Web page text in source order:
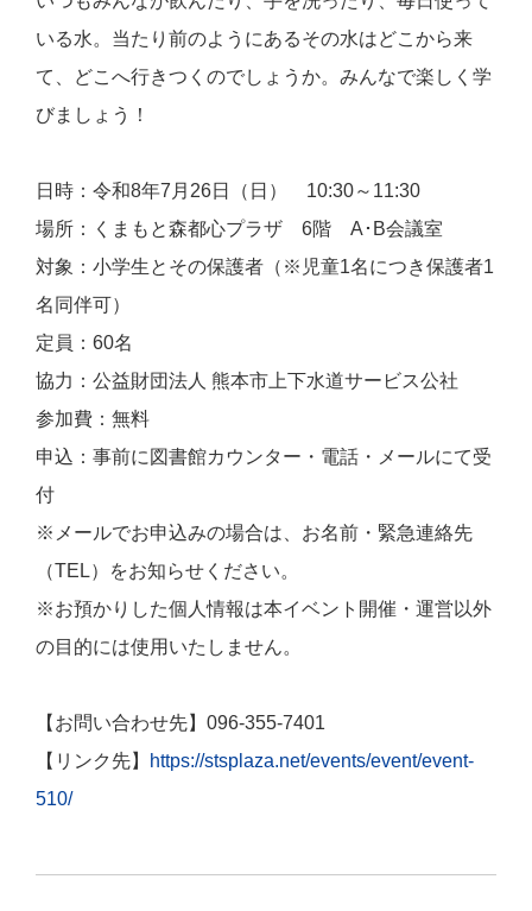
いる水。当たり前のようにあるその水はどこから来
て、どこへ行きつくのでしょうか。みんなで楽しく学
びましょう！
日時：令和8年7月26日（日） 10:30～11:30
場所：くまもと森都心プラザ 6階 A･B会議室
対象：小学生とその保護者（※児童1名につき保護者1
名同伴可）
定員：60名
協力：公益財団法人 熊本市上下水道サービス公社
参加費：無料
申込：事前に図書館カウンター・電話・メールにて受
付
※メールでお申込みの場合は、お名前・緊急連絡先
（TEL）をお知らせください。
※お預かりした個人情報は本イベント開催・運営以外
の目的には使用いたしません。
【お問い合わせ先】096-355-7401
【リンク先】
https://stsplaza.net/events/event/event-
510/